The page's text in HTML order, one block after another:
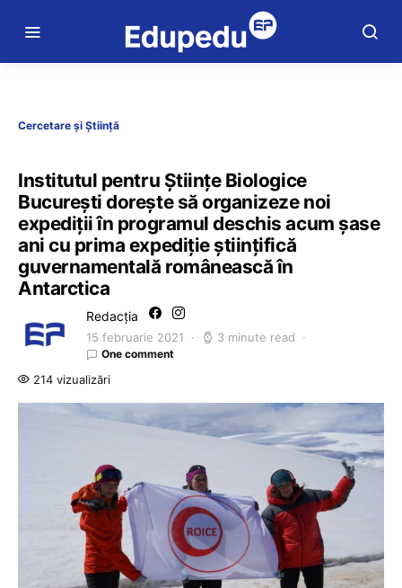
Cercetare și Știință
Institutul pentru Științe Biologice
București dorește să organizeze noi
expediții în programul deschis acum șase
ani cu prima expediție științifică
guvernamentală românească în
Antarctica
Redacția
15 februarie 2021 3 minute read
One comment
214 vizualizări